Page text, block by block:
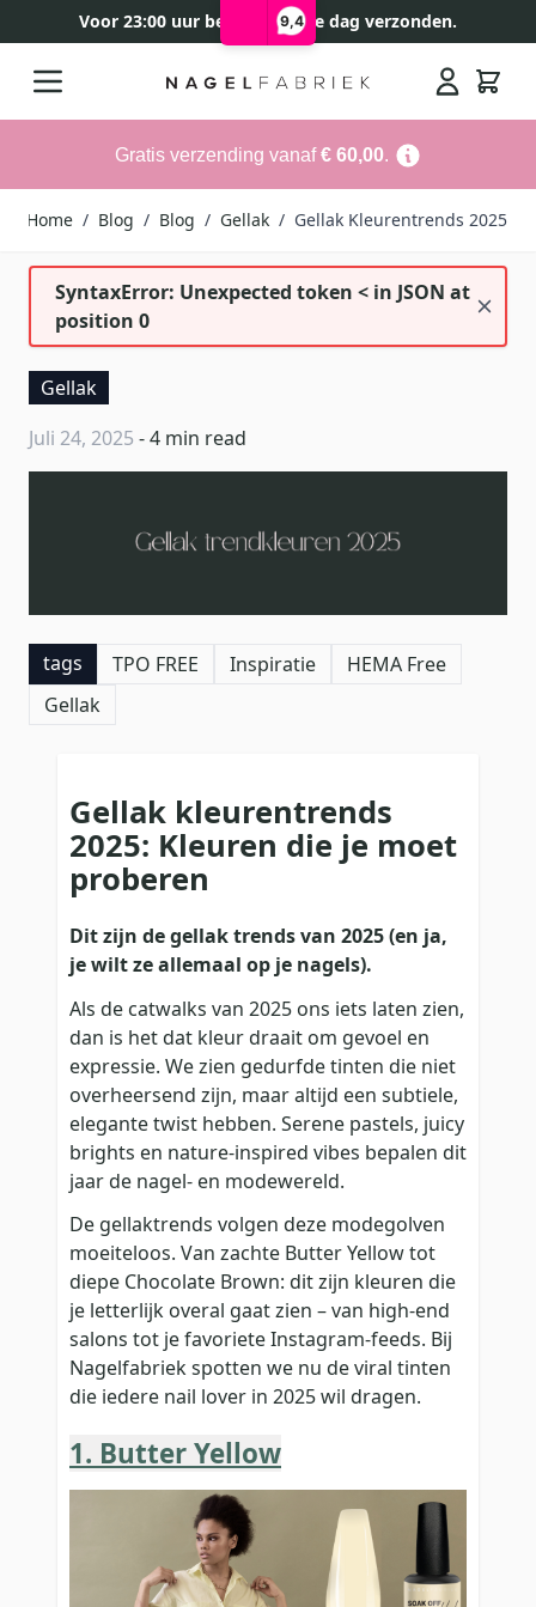
9,4
Voor 23:00 uur besteld, zelfde dag verzonden.
Gratis verzending vanaf€ 60,00.
Home / Blog / Blog / Gellak / Gellak Kleurentrends 2025
SyntaxError: Unexpected token < in JSON at
position 0
Gellak
Juli 24, 2025 - 4 min read
tags TPO FREE Inspiratie
HEMA Free
Gellak
Gellak kleurentrends
2025: Kleuren die je moet
proberen
Dit zijn de gellak trends van 2025 (en ja,
je wilt ze allemaal op je nagels).
Als de catwalks van 2025 ons iets laten zien,
dan is het dat kleur draait om gevoel en
expressie. We zien gedurfde tinten die niet
overheersend zijn, maar altijd een subtiele,
elegante twist hebben. Serene pastels, juicy
brights en nature-inspired vibes bepalen dit
jaar de nagel- en modewereld.
De gellaktrends volgen deze modegolven
moeiteloos. Van zachte Butter Yellow tot
diepe Chocolate Brown: dit zijn kleuren die
je letterlijk overal gaat zien – van high-end
salons tot je favoriete Instagram-feeds. Bij
Nagelfabriek spotten we nu de viral tinten
die iedere nail lover in 2025 wil dragen.
1. Butter Yellow